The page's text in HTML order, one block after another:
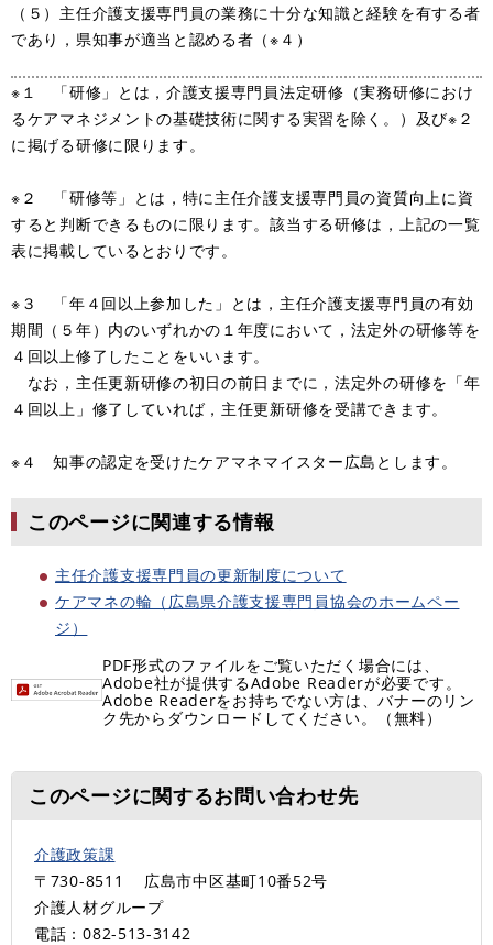
（５）主任介護支援専門員の業務に十分な知識と経験を有する者
であり，県知事が適当と認める者（※４）
※１ 「研修」とは，介護支援専門員法定研修（実務研修におけ
るケアマネジメントの基礎技術に関する実習を除く。）及び※２
に掲げる研修に限ります。
※２ 「研修等」とは，特に主任介護支援専門員の資質向上に資
すると判断できるものに限ります。該当する研修は，上記の一覧
表に掲載しているとおりです。
※３ 「年４回以上参加した」とは，主任介護支援専門員の有効
期間（５年）内のいずれかの１年度において，法定外の研修等を
４回以上修了したことをいいます。
なお，主任更新研修の初日の前日までに，法定外の研修を「年
４回以上」修了していれば，主任更新研修を受講できます。
※４ 知事の認定を受けたケアマネマイスター広島とします。
このページに関連する情報
主任介護支援専門員の更新制度について
ケアマネの輪（広島県介護支援専門員協会のホームペー
ジ）
PDF形式のファイルをご覧いただく場合には、
Adobe社が提供するAdobe Readerが必要です。
Adobe Readerをお持ちでない方は、バナーのリン
ク先からダウンロードしてください。（無料）
このページに関するお問い合わせ先
介護政策課
〒730-8511
広島市中区基町10番52号
介護人材グループ
電話：082-513-3142